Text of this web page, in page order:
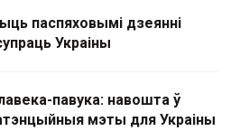
паспяховымі дзеянні
Украіны
павука: навошта ў
мэты для Украіны